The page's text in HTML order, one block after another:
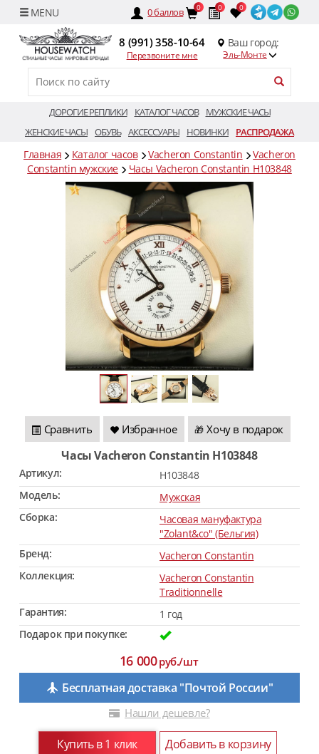
0баллов 0 0 0
8 (991) 358-10-64
Перезвоните мне
Ваш город:
Эль-Монте
ДОРОГИЕ РЕПЛИКИ КАТАЛОГ ЧАСОВ
МУЖСКИЕ ЧАСЫ
ЖЕНСКИЕ ЧАСЫ ОБУВЬ АКСЕССУАРЫ НОВИНКИ РАСПРОДАЖА
Главная Каталог часов Vacheron Constantin
Vacheron
Constantin мужские
Часы Vacheron Constantin H103848
Сравнить Избранное 🎁 Хочу в подарок
Часы Vacheron Constantin H103848
Артикул:
H103848
Модель:
Мужская
Сборка:
Часовая мануфактура
"Zolant&co" (Бельгия)
Бренд:
Vacheron Constantin
Коллекция:
Vacheron Constantin
Traditionnelle
Гарантия:
1 год
Подарок при покупке:
16 000руб./шт
Бесплатная доставка "Почтой России"
Нашли дешевле?
Купить в 1 клик Добавить в корзину